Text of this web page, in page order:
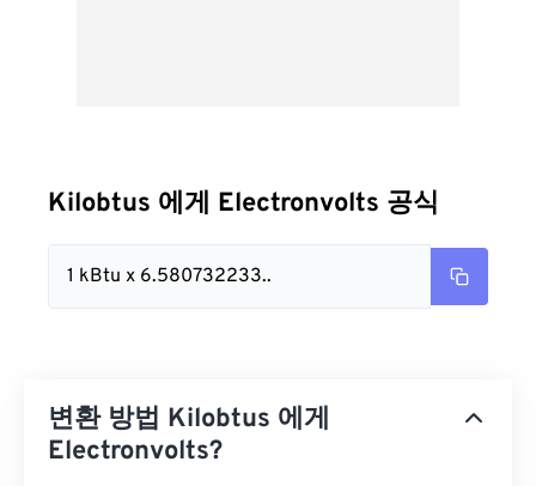
Kilobtus 에게 Electronvolts 공식
1 kBtu x 6.580732233..
변환 방법 Kilobtus 에게
Electronvolts?